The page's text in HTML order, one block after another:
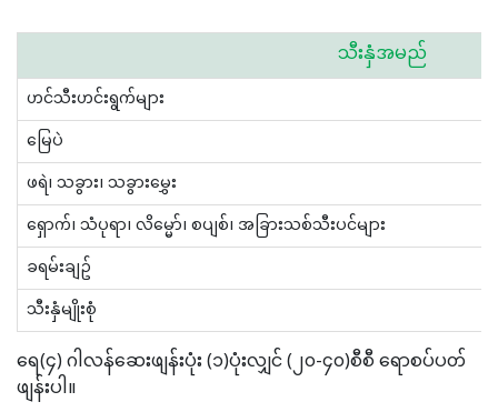
သီးနှံအမည်
ဟင်သီးဟင်းရွက်များ
မြေပဲ
ဖရဲ၊ သခွား၊ သခွားမွှေး
ရှောက်၊ သံပုရာ၊ လိမ္မော်၊ စပျစ်၊ အခြားသစ်သီးပင်များ
ခရမ်းချဥ်
သီးနှံမျိုးစုံ
ရေ(၄) ဂါလန်ဆေးဖျန်းပုံး (၁)ပုံးလျှင် (၂၀-၄၀)စီစီ ရောစပ်ပတ်
ဖျန်းပါ။